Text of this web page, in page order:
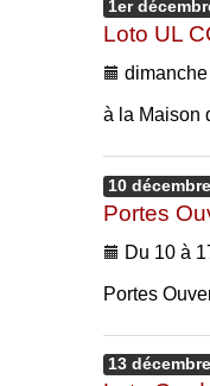
1er
Loto UL
à la Maison
10 décembre
Portes
Du 10 à
Portes
13 décembre